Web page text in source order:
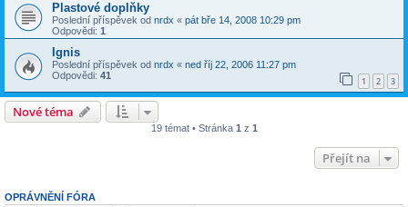
Plastové doplňky
Poslední příspěvek od nrdx « pát bře 14, 2008 10:29 pm
Odpovědi: 1
Ignis
Poslední příspěvek od nrdx « ned říj 22, 2006 11:27 pm
Odpovědi: 41 1 2 3
Nové téma
19 témat • Stránka 1 z 1
Přejít na
OPRÁVNĚNÍ FÓRA